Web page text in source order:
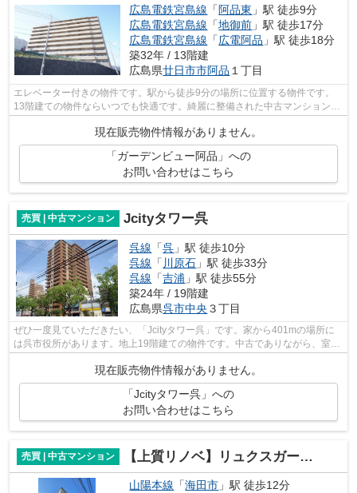
広島電鉄宮島線 「 阿品東 」駅 徒歩9分
広島電鉄宮島線 「地御前 」駅 徒歩17分
広島電鉄宮島線 「広電阿品 」駅 徒歩18分
築32年 / 13階建
広島県廿日市市阿品 １丁目
エレベーター付きの物件です。駅から徒歩9分の場所に位置する物件です。
13階建ての物件ならいつでも快適です。綺麗に整備された中古マンションで
清潔感を感じます。不動産購入は人生で...
現在販売物件情報がありません。
「ガーデンビュー阿品」への
お問い合わせはこちら
売買 | 中古マンション Jcityタワー呉
呉線 「呉 」駅 徒歩10分
呉線 「 川原石 」駅 徒歩33分
呉線 「吉浦 」駅 徒歩55分
築24年 / 19階建
広島県呉市中央 ３丁目
ぜひ一度見ていただきたい、「Jcityタワー呉」です。家から401mの場所に
は呉市役所があります。地上19階建ての物件です。中古でありながら、室内
現在販売物件情報がありません。
「Jcityタワー呉」への
お問い合わせはこちら
売買 | 中古マンション 【上質リノベ】リュクスガーデン船越南
山陽本線 「海田市 」駅 徒歩12分